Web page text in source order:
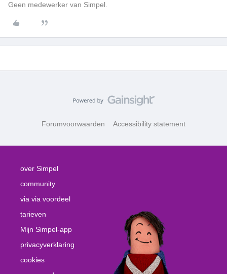
Geen medewerker van Simpel.
Forumvoorwaarden Accessibility statement
over Simpel
community
via via voordeel
tarieven
Mijn Simpel-app
privacyverklaring
cookies